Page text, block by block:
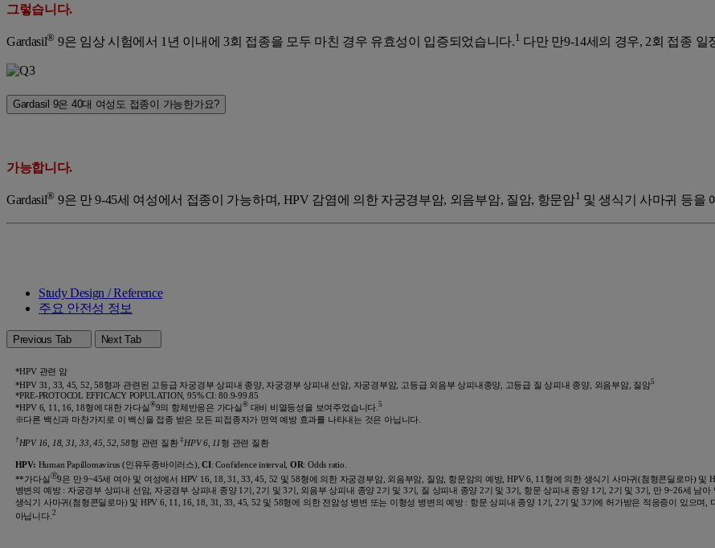
그렇습니다.
Gardasil® 9은 임상 시험에서 1년 이내에 3회 접종을 모두 마친 경우 유효성이 입증되었습니다.1 다만 만9-14세의 경우, 2회 접종
Gardasil 9은 40대 여성도 접종이 가능한가요?
가능합니다.
Gardasil® 9은 만 9-45세 여성에서 접종이 가능하며, HPV 감염에 의한 자궁경부암, 외음부암, 질암, 항문암1 및 생식기 사마귀 등을
Study Design / Reference
주요 안전성 정보
Previous Tab Next Tab
*HPV 관련 암
*HPV 31, 33, 45, 52, 58형과 관련된 고등급 자궁경부 상피내 종양, 자궁경부 상피내 선암, 자궁경부암, 고등급 외음부 상피내종양, 고등급 질 상피내 종양, 외음부암, 질암5
*PRE-PROTOCOL EFFICACY POPULATION, 95% CI: 80.9-99.85
*HPV 6, 11, 16, 18형에 대한 가다실®9의 항체반응은 가다실®대비 비열등성을 보여주었습니다. 5
※다른 백신과 마찬가지로 이 백신을 접종 받은 모든 피접종자가 면역 예방 효과를 나타내는 것은 아닙니다.
†HPV 16, 18, 31, 33, 45, 52, 58형 관련 질환‡ HPV 6, 11 형 관련 질환
HPV: Human Papillomavirus (인유두종바이러스),CI: Confidence interval, OR: Odds ratio.
**가다실Ⓡ9은 만 9~45세 여아 및 여성에서 HPV 16, 18, 31, 33, 45, 52 및 58형에 의한 자궁경부암, 외음부암, 질암, 항문암의 예방, HPV 6, 11형에 의한 생식기 사마귀(첨형콘딜로마) 및
병변의 예방 : 자궁경부 상피내 선암, 자궁경부 상피내 종양 1기, 2기 및 3기, 외음부 상피내 종양 2기 및 3기, 질 상피내 종양 2기 및 3기, 항문 상피내 종양 1기, 2기 및 3기, 만 9~26세 남
생식기 사마귀(첨형콘딜로마) 및 HPV 6, 11, 16, 18, 31, 33, 45, 52 및 58형에 의한 전암성 병변 또는 이형성 병변의 예방 : 항문 상피내 종양 1기, 2기 및 3기에 허가받은 적응증이 있으
아닙니다. 2